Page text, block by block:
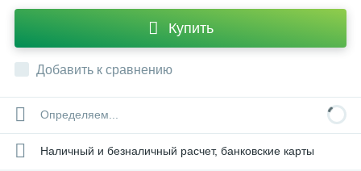
Купить
Добавить к сравнению
Определяем...
Наличный и безналичный расчет, банковские карты